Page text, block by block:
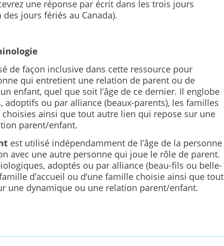
une réponse par écrit dans les trois jours
des jours fériés au Canada).
de façon inclusive dans cette ressource pour
qui entretient une relation de parent ou de
enfant, quel que soit l’âge de ce dernier. Il englobe
adoptifs ou par alliance (beaux-parents), les familles
choisies ainsi que tout autre lien qui repose sur une
parent/enfant.
est utilisé indépendamment de l’âge de la personne
avec une autre personne qui joue le rôle de parent.
adoptés ou par alliance (beau-fils ou belle-
d’accueil ou d’une famille choisie ainsi que tout
une dynamique ou une relation parent/enfant.